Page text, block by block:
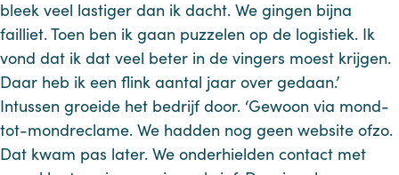
bleek veel lastiger dan ik dacht. We gingen bijna
failliet. Toen ben ik gaan puzzelen op de logistiek. Ik
vond dat ik dat veel beter in de vingers moest krijgen.
Daar heb ik een flink aantal jaar over gedaan.’
Intussen groeide het bedrijf door. ‘Gewoon via mond-
tot-mondreclame. We hadden nog geen website ofzo.
Dat kwam pas later. We onderhielden contact met